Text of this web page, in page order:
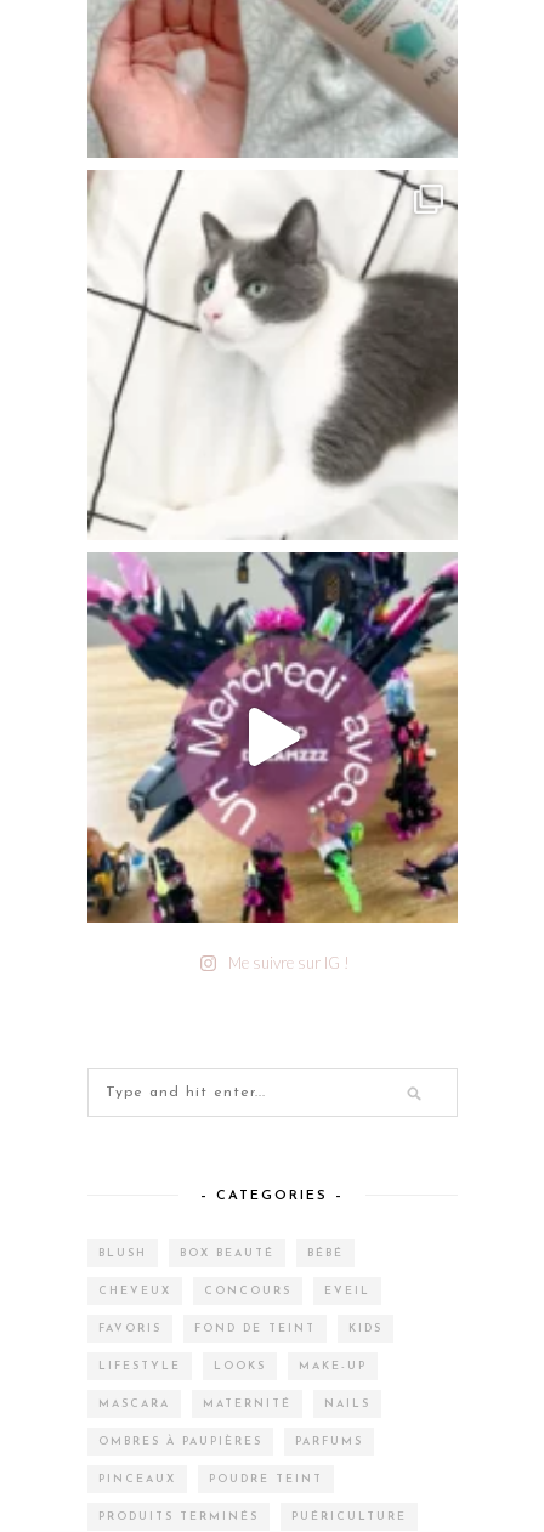
Me suivre sur IG !
– CATEGORIES –
BLUSH BOX BEAUTÉ BÉBÉ
CHEVEUX CONCOURS EVEIL
FAVORIS FOND DE TEINT KIDS
LIFESTYLE LOOKS MAKE-UP
MASCARA MATERNITÉ NAILS
OMBRES À PAUPIÈRES PARFUMS
PINCEAUX POUDRE TEINT
PRODUITS TERMINÉS PUÉRICULTURE